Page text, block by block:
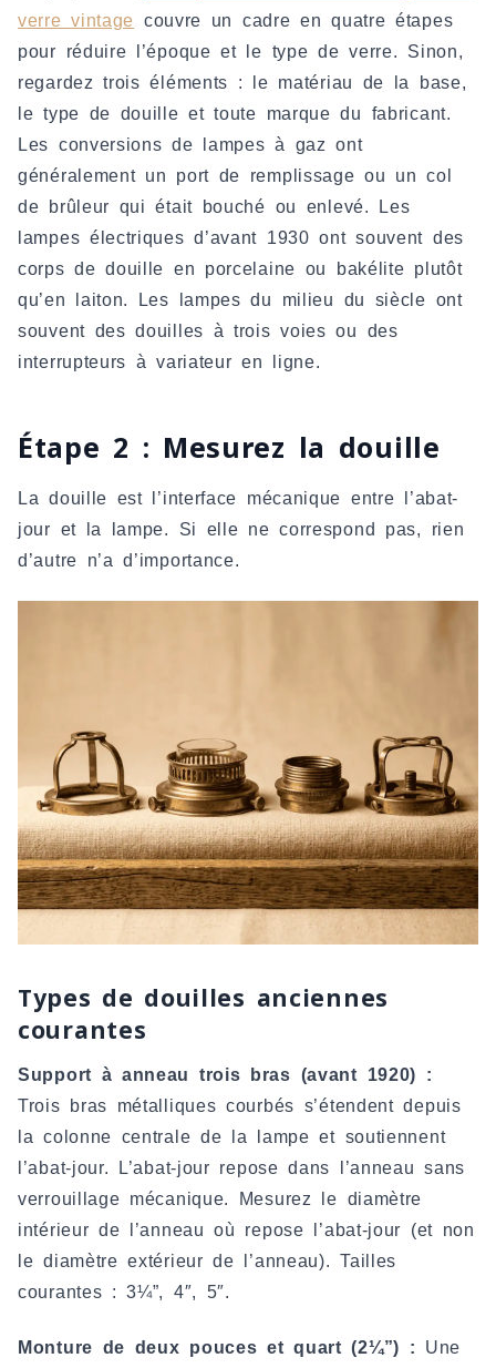
verre vintage
couvre un cadre en quatre étapes
pour réduire l’époque et le type de verre. Sinon,
regardez trois éléments : le matériau de la base,
le type de douille et toute marque du fabricant.
Les conversions de lampes à gaz ont
généralement un port de remplissage ou un col
de brûleur qui était bouché ou enlevé. Les
lampes électriques d’avant 1930 ont souvent des
corps de douille en porcelaine ou bakélite plutôt
qu’en laiton. Les lampes du milieu du siècle ont
souvent des douilles à trois voies ou des
interrupteurs à variateur en ligne.
Étape 2 : Mesurez la douille
La douille est l’interface mécanique entre l’abat-
jour et la lampe. Si elle ne correspond pas, rien
d’autre n’a d’importance.
Types de douilles anciennes
courantes
Support à anneau trois bras (avant 1920) :
Trois bras métalliques courbés s’étendent depuis
la colonne centrale de la lampe et soutiennent
l’abat-jour. L’abat-jour repose dans l’anneau sans
verrouillage mécanique. Mesurez le diamètre
intérieur de l’anneau où repose l’abat-jour (et non
le diamètre extérieur de l’anneau). Tailles
courantes : 3¼”, 4″, 5″.
Monture de deux pouces et quart (2¼”) : Une